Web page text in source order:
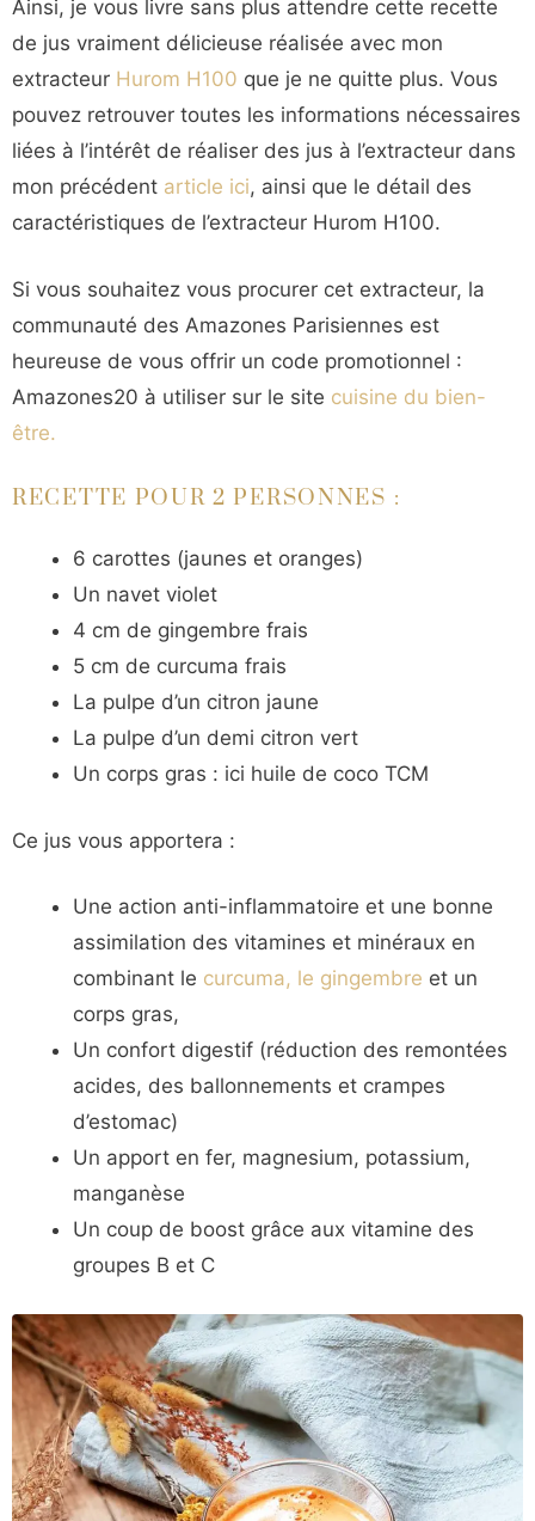
Ainsi, je vous livre sans plus attendre cette recette
de jus vraiment délicieuse réalisée avec mon
extracteur Hurom H100 que je ne quitte plus. Vous
pouvez retrouver toutes les informations nécessaires
liées à l’intérêt de réaliser des jus à l’extracteur dans
mon précédent article ici, ainsi que le détail des
caractéristiques de l’extracteur Hurom H100.
Si vous souhaitez vous procurer cet extracteur, la
communauté des Amazones Parisiennes est
heureuse de vous offrir un code promotionnel :
Amazones20 à utiliser sur le site cuisine du bien-
être.
RECETTE POUR 2 PERSONNES :
6 carottes (jaunes et oranges)
Un navet violet
4 cm de gingembre frais
5 cm de curcuma frais
La pulpe d’un citron jaune
La pulpe d’un demi citron vert
Un corps gras : ici huile de coco TCM
Ce jus vous apportera :
Une action anti-inflammatoire et une bonne
assimilation des vitamines et minéraux en
combinant le curcuma, le gingembre et un
corps gras,
Un confort digestif (réduction des remontées
acides, des ballonnements et crampes
d’estomac)
Un apport en fer, magnesium, potassium,
manganèse
Un coup de boost grâce aux vitamine des
groupes B et C